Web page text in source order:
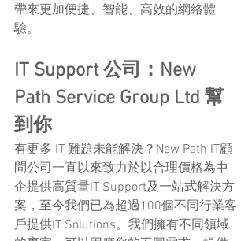
帶來更加便捷、智能、高效的網絡體
驗。
IT Support 公司：New
Path Service Group Ltd 幫
到你
有更多 IT 難題未能解決？New Path IT顧
問公司一直以來致力於以合理價格為中
企提供高質量IT Support及一站式解決方
案，至今我們已為超過100個不同行業客
戶提供IT Solutions。我們擁有不同領域